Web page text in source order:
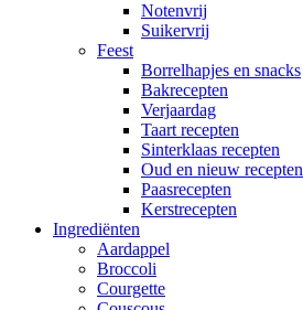
Notenvrij
Suikervrij
Feest
Borrelhapjes en snacks
Bakrecepten
Verjaardag
Taart recepten
Sinterklaas recepten
Oud en nieuw recepten
Paasrecepten
Kerstrecepten
Ingrediënten
Aardappel
Broccoli
Courgette